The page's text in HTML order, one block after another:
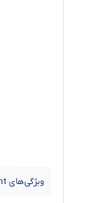
ویژگی‌های Spotlight